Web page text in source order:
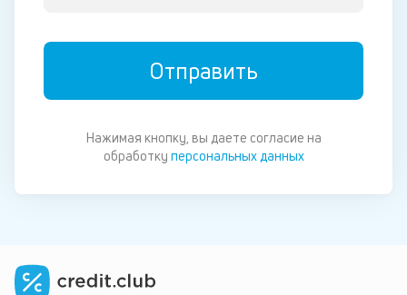
Отправить
Нажимая кнопку, вы даете согласие на
обработку персональных данных